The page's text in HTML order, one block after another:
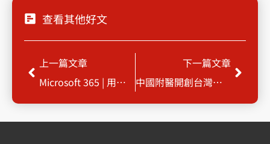
查看其他好文
Prev
上一篇文章
Microsoft 365 | 用對好工具，職場無水逆
下一篇文章
中國附醫開創台灣醫療資訊新局面 首家醫院引進Google Cloud Anthos 服務
Next